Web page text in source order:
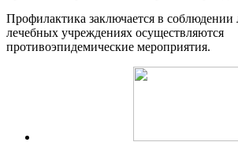
Профилактика заключается в
лечебных учреждениях осуществляются
противоэпидемические мероприятия.